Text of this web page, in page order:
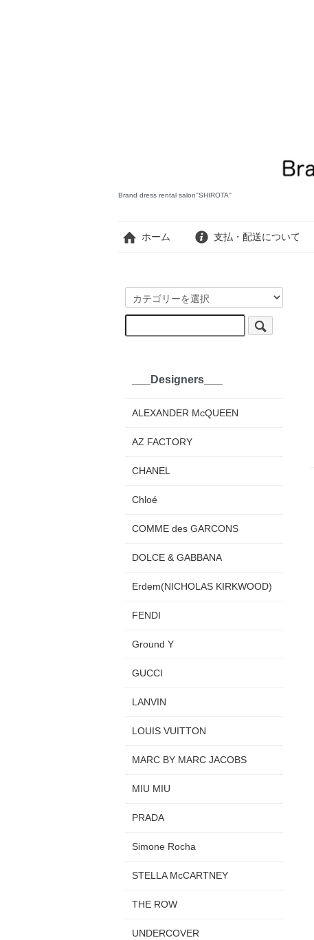
Brand dress rental salon''SHIROTA''
ホーム 支払・配送について
___Designers___
ALEXANDER McQUEEN
AZ FACTORY
CHANEL
Chloé
COMME des GARCONS
DOLCE & GABBANA
Erdem(NICHOLAS KIRKWOOD)
FENDI
Ground Y
GUCCI
LANVIN
LOUIS VUITTON
MARC BY MARC JACOBS
MIU MIU
PRADA
Simone Rocha
STELLA McCARTNEY
THE ROW
UNDERCOVER